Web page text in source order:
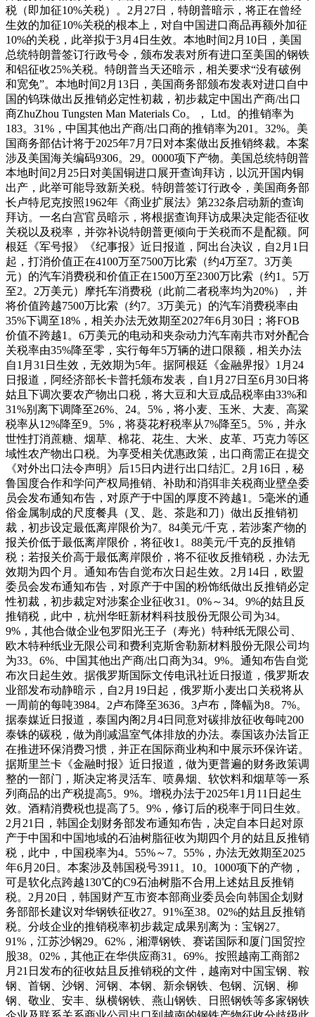
税（即加征10%关税）。2月27日，特朗普暗示，将正在曾经
生效的加征10%关税的根本上，对自中国进口商品再额外加征
10%的关税，此举拟于3月4日生效。本地时间2月10日，美国
总统特朗普签订行政号令，颁布发表对所有进口至美国的钢铁
和铝征收25%关税。特朗普当天还暗示，相关要求“没有破例
和宽免”。本地时间2月13日，美国商务部颁布发表对进口自中
国的钨珠做出反推销必定性初裁，初步裁定中国出产商/出口
商ZhuZhou Tungsten Man Materials Co。， Ltd。的推销率为
183。31%，中国其他出产商/出口商的推销率为201。32%。美
国商务部估计将于2025年7月7日对本案做出反推销终裁。本案
涉及美国海关编码9306。29。0000项下产物。美国总统特朗普
本地时间2月25日对美国铜进口展开查询拜访，以沉开国内铜
出产，此举可能导致新关税。特朗普签订行政令，美国商务部
长卢特尼克按照1962年《商业扩展法》第232条启动新的查询
拜访。一名白宫官员暗示，将根据查询拜访成果决定能否征收
关税以及税率，并弥补说特朗普更倾向于关税而不是配额。阿
根廷《军号报》《纪事报》近日报道，阿出台决议，自2月1日
起，打消价值正在4100万至7500万比索（约4万至7。3万美
元）的汽车消费税和价值正在1500万至2300万比索（约1。5万
至2。2万美元）摩托车消费税（此前二者税率均为20%），并
将价值跨越7500万比索（约7。3万美元）的汽车消费税率由
35%下调至18%，相关办法无效期至2027年6月30日；将FOB
价值不跨越1。6万美元的电动和夹杂动力汽车南共市对外配合
关税率由35%降至零，实行每年5万辆的进口限额，相关办法
自1月31日生效，无效期为5年。据阿根廷《金融界报》1月24
日报道，阿经济部长卡普托颁布发表，自1月27日至6月30日将
姑且下调次要农产物出口税，将大豆和大豆成品税率由33%和
31%别离下调降至26%、24。5%，将小麦、玉米、大麦、高粱
税率从12%降至9。5%，将葵花籽税率从7%降至5。5%，并永
世性打消蔗糖、烟草、棉花、花生、大米、皮革、巧克力等区
域性农产物出口税。为享受相关优惠政策，出口商需正在提交
《对外出口法令声明》后15日内进行出口结汇。2月16日，秘
鲁国度合作和学问产权局推销、补助和消弭非关税商业壁垒委
员会发布通知布告，对原产于中国的厚度不跨越1。5毫米的通
俗金属制成的尺度餐具（叉、匙、茶匙和刀）做出反推销初
裁，初步设定最低离岸限价为7。84美元/千克，若涉案产物的
报关价低于最低离岸限价，将征收1。88美元/千克的反推销
税；若报关价高于最低离岸限价，将不征收反推销税，办法无
效期为四个月。通知布告自觉布次日起生效。2月14日，欧盟
委员会发布通知布告，对原产于中国的粉饰纸做出反推销必定
性初裁，初步裁定对涉案企业征收31。0%～34。9%的姑且反
推销税，此中，杭州华旺新材料科技股份无限公司为34。
9%，其他合做企业包罗阳光王子（寿光）特种纸无限公司、
欧木特种纸业无限公司和费利克斯舍勒新材料股份无限公司均
为33。6%、中国其他出产商/出口商为34。9%。通知布告自觉
布次日起生效。据俄罗斯国际文传电讯社近日报道，俄罗斯农
业部发布动静暗示，自2月19日起，俄罗斯小麦出口关税将从
一周前的每吨3984。2卢布降至3636。3卢布，降幅为8。7%。
据泰媒近日报道，泰国内阁2月4日同意对碳排放征收每吨200
泰铢的碳税，做为削减温室气体排放的办法。泰国该办法旨正
在推进环保消费习惯，并正在国际商业构和中展示环保许诺。
据斯里兰卡《金融时报》近日报道，做为更普遍的财务政策调
整的一部门，斯决定将灵活车、喷鼻烟、软饮料和烟草等一系
列商品的出产税提高5。9%。增税办法于2025年1月11日起生
效。酒精消费税也提高了5。9%，修订后的税率于同日生效。
2月21日，韩国企划财务部发布通知布告，决定自本日起对原
产于中国和中国地域的石油树脂征收为期四个月的姑且反推销
税，此中，中国税率为4。55%～7。55%，办法无效期至2025
年6月20日。本案涉及韩国税号3911。10。1000项下的产物，
可是软化点跨越130℃的C9石油树脂不合用上述姑且反推销
税。2月20日，韩国财产互市资本部商业委员会向韩国企划财
务部部长建议对华钢铁征收27。91%至38。02%的姑且反推销
税。分歧企业的推销税率初步裁定成果别离为：宝钢27。
91%，江苏沙钢29。62%，湘潭钢铁、赛诺国际和厦门国贸控
股38。02%，其他正在华供应商31。69%。按照越南工商部2
月21日发布的征收姑且反推销税的文件，越南对中国宝钢、鞍
钢、首钢、沙钢、河钢、本钢、新余钢铁、包钢、沉钢、柳
钢、敬业、安丰、纵横钢铁、燕山钢铁、日照钢铁等多家钢铁